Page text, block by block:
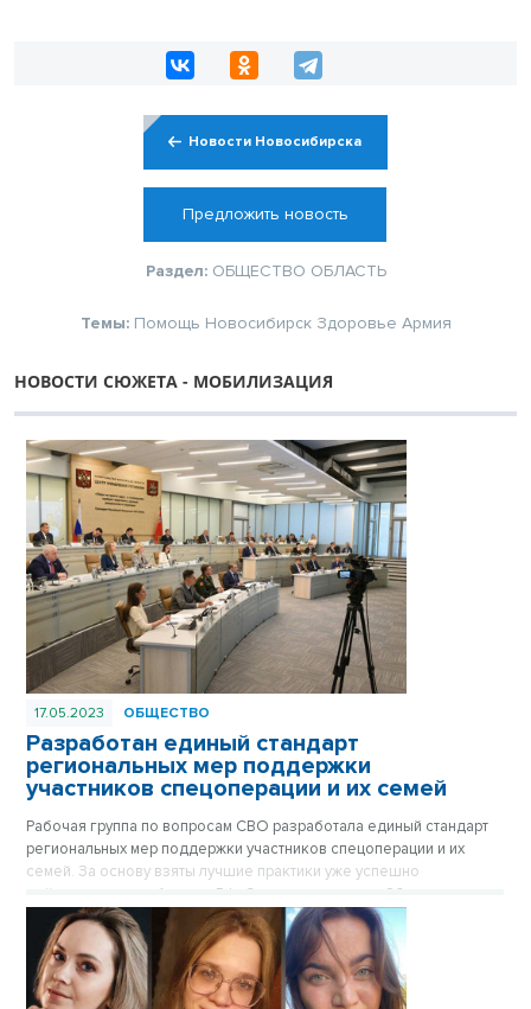
Новости Новосибирска
Предложить новость
Раздел: ОБЩЕСТВО ОБЛАСТЬ
Темы: Помощь Новосибирск Здоровье Армия
НОВОСТИ СЮЖЕТА - МОБИЛИЗАЦИЯ
17.05.2023 ОБЩЕСТВО
Разработан единый стандарт
региональных мер поддержки
участников спецоперации и их семей
Рабочая группа по вопросам СВО разработала единый стандарт
региональных мер поддержки участников спецоперации и их
семей. За основу взяты лучшие практики уже успешно
действующие в субъектах РФ. Стандарт включает 20
обязательных видов помощи.